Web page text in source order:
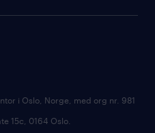
i Oslo, Norge, med org nr. 981
15c, 0164 Oslo.